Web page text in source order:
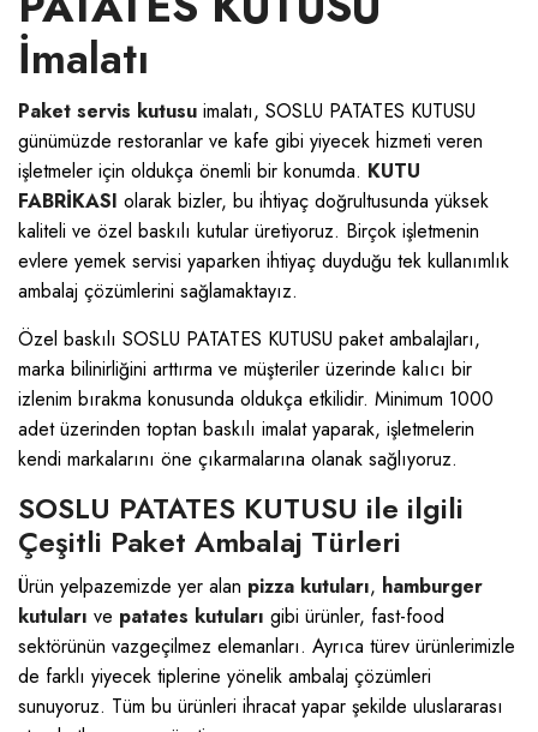
İmalatı
Paket servis kutusu imalatı, SOSLU PATATES KUTUSU
günümüzde restoranlar ve kafe gibi yiyecek hizmeti veren
işletmeler için oldukça önemli bir konumda. KUTU
FABRİKASI olarak bizler, bu ihtiyaç doğrultusunda yüksek
kaliteli ve özel baskılı kutular üretiyoruz. Birçok işletmenin
evlere yemek servisi yaparken ihtiyaç duyduğu tek kullanımlık
ambalaj çözümlerini sağlamaktayız.
Özel baskılı SOSLU PATATES KUTUSU paket ambalajları,
marka bilinirliğini arttırma ve müşteriler üzerinde kalıcı bir
izlenim bırakma konusunda oldukça etkilidir. Minimum 1000
adet üzerinden toptan baskılı imalat yaparak, işletmelerin
kendi markalarını öne çıkarmalarına olanak sağlıyoruz.
SOSLU PATATES KUTUSU ile ilgili
Çeşitli Paket Ambalaj Türleri
Ürün yelpazemizde yer alan pizza kutuları, hamburger
kutuları ve patates kutuları gibi ürünler, fast-food
sektörünün vazgeçilmez elemanları. Ayrıca türev ürünlerimizle
de farklı yiyecek tiplerine yönelik ambalaj çözümleri
sunuyoruz. Tüm bu ürünleri ihracat yapar şekilde uluslararası